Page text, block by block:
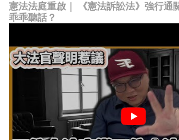
憲法法庭重啟｜ 《憲法訴訟法》強行通
乖乖聽話？